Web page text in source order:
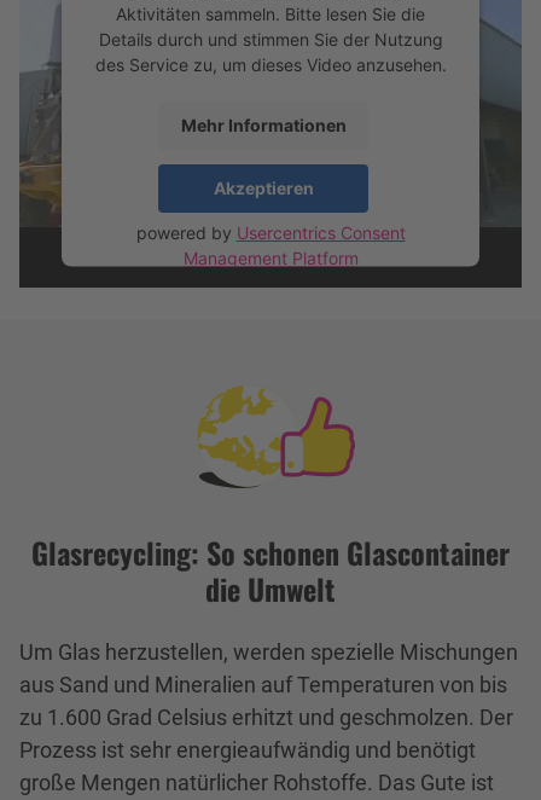
Aktivitäten sammeln. Bitte lesen Sie die
Details durch und stimmen Sie der Nutzung
des Service zu, um dieses Video anzusehen.
Mehr Informationen
Akzeptieren
powered by Usercentrics Consent
Management Platform
Hier geht's zum Erklärfilm auf YouTube
Weiter zur 360-Grad-Tour durch eine Glas-
Recyclinganlage
Glasrecycling: So schonen Glascontainer
die Umwelt
Um Glas herzustellen, werden spezielle Mischungen
aus Sand und Mineralien auf Temperaturen von bis
zu 1.600 Grad Celsius erhitzt und geschmolzen. Der
Prozess ist sehr energieaufwändig und benötigt
große Mengen natürlicher Rohstoffe. Das Gute ist